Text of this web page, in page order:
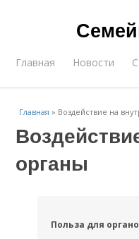
Главная Новости
Главная » Воздействие на
органы
Польза для